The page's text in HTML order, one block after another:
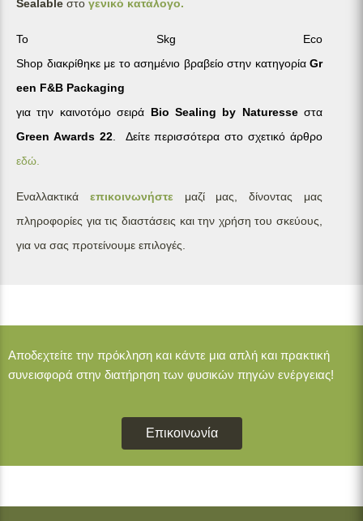
Sealable στο γενικό κατάλογο.
Το
Skg Eco
Shop διακρίθηκε με το ασημένιο βραβείο στην κατηγορία Gr
een F&B Packaging
για την καινοτόμο σειρά Bio Sealing by Naturesseστα
Green Awards 22. Δείτε περισσότερα στο σχετικό άρθρο
εδώ.
Εναλλακτικά επικοινωνήστε μαζί μας, δίνοντας μας
πληροφορίες για τις διαστάσεις και την χρήση του σκεύους,
για να σας προτείνουμε επιλογές.
Αποδεχτείτε την πρόκληση και κάντε μια απλή και πρακτική
συνεισφορά στην διατήρηση των φυσικών πηγών ενέργειας!
Επικοινωνία